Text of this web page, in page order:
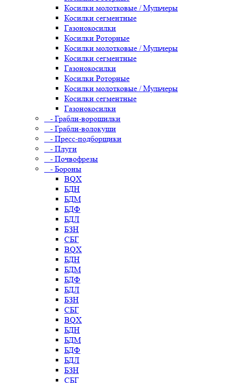
Косилки молотковые / Мульчеры
Косилки сегментные
Газонокосилки
Косилки Роторные
Косилки молотковые / Мульчеры
Косилки сегментные
Газонокосилки
Косилки Роторные
Косилки молотковые / Мульчеры
Косилки сегментные
Газонокосилки
- Грабли-ворошилки
- Грабли-волокуши
- Пресс-подборщики
- Плуги
- Почвофрезы
- Бороны
BQX
БДН
БДМ
БДФ
БДЛ
БЗН
СБГ
BQX
БДН
БДМ
БДФ
БДЛ
БЗН
СБГ
BQX
БДН
БДМ
БДФ
БДЛ
БЗН
СБГ